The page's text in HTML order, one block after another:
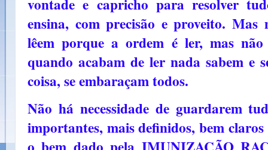
ensina, com precisão e proveito.
lêem porque a ordem é ler, mas
quando acabam de ler nada sabem e
coisa, se embaraçam todos.
Não há necessidade de guardarem
importantes, mais definidos, bem